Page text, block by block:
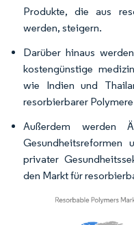
Produkte, die aus
werden, steigern.
Darüber hinaus
kostengünstige
wie Indien und
resorbierbarer
Außerdem werden
privater
den Markt für